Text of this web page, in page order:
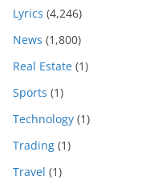
Lyrics (4,246)
News (1,800)
Real Estate (1)
Sports (1)
Technology (1)
Trading (1)
Travel (1)